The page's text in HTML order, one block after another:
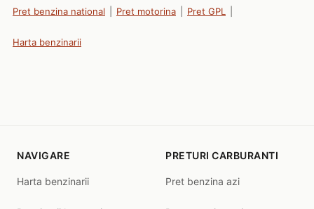
Pret benzina national Pret motorina Pret GPL
Harta benzinarii
NAVIGARE
Harta benzinarii
PRETURI CARBURANTI
Pret benzina azi